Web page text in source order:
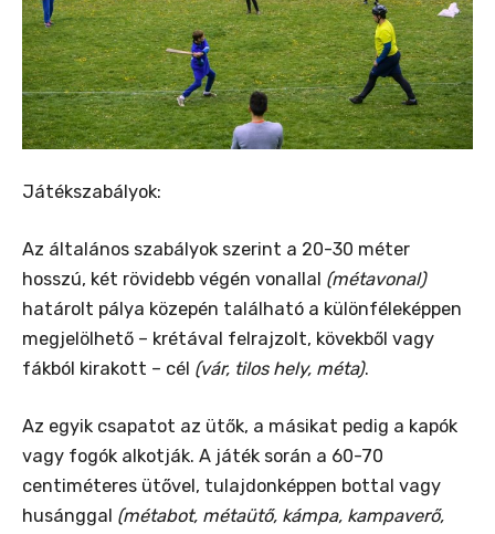
Játékszabályok:
Az általános szabályok szerint a 20-30 méter
hosszú, két rövidebb végén vonallal (métavonal)
határolt pálya közepén található a különféleképpen
megjelölhető – krétával felrajzolt, kövekből vagy
fákból kirakott – cél (vár, tilos hely, méta).
Az egyik csapatot az ütők, a másikat pedig a kapók
vagy fogók alkotják. A játék során a 60-70
centiméteres ütővel, tulajdonképpen bottal vagy
husánggal (métabot, métaütő, kámpa, kampaverő,